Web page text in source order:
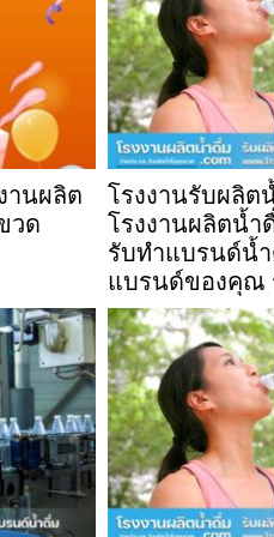
านผลิต
วด
โรงงานรับผลิต
โรงงานผลิตน้
รับทำแบรนด์น้
แบรนด์ของคุณ